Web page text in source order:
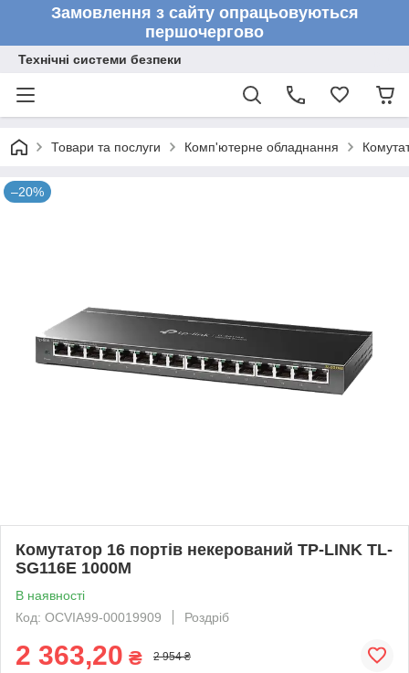
Замовлення з сайту опрацьовуються
першочергово
Технічні системи безпеки
Товари та послуги Комп'ютерне обладнання
–20%
Комутатор 16 портів некерований TP-LINK TL-
SG116E 1000M
В наявності
Код: OCVIA99-00019909
Роздріб
2 363,20 ₴ 2 954 ₴